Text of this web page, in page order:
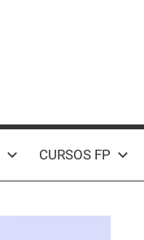
CURSOS FP